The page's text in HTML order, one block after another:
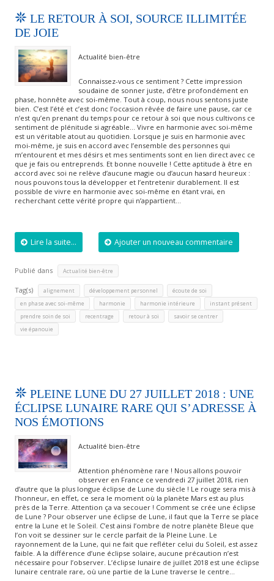
LE RETOUR À SOI, SOURCE ILLIMITÉE
DE JOIE
Actualité bien-être
Connaissez-vous ce sentiment ? Cette impression
soudaine de sonner juste, d’être profondément en
phase, honnête avec soi-même. Tout à coup, nous nous sentons juste
bien. C’est l’été et c’est donc l’occasion rêvée de faire une pause, car ce
n’est qu’en prenant du temps pour ce retour à soi que nous cultivons ce
sentiment de plénitude si agréable… Vivre en harmonie avec soi-même
est un véritable atout au quotidien. Lorsque je suis en harmonie avec
moi-même, je suis en accord avec l’ensemble des personnes qui
m’entourent et mes désirs et mes sentiments sont en lien direct avec ce
que je fais ou entreprends. Et bonne nouvelle ! Cette aptitude à être en
accord avec soi ne relève d’aucune magie ou d’aucun hasard heureux :
nous pouvons tous la développer et l’entretenir durablement. Il est
possible de vivre en harmonie avec soi-même en étant vrai, en
recherchant cette vérité propre qui n’appartient…
Lire la suite... Ajouter un nouveau commentaire
Publié dans Actualité bien-être
Tag(s) alignement développement personnel écoute de soi
en phase avec soi-même harmonie harmonie intérieure instant présent
prendre soin de soi recentrage retour à soi savoir se centrer
vie épanouie
PLEINE LUNE DU 27 JUILLET 2018 : UNE
ÉCLIPSE LUNAIRE RARE QUI S’ADRESSE À
NOS ÉMOTIONS
Actualité bien-être
Attention phénomène rare ! Nous allons pouvoir
observer en France ce vendredi 27 juillet 2018, rien
d’autre que la plus longue éclipse de Lune du siècle ! Le rouge sera mis à
l’honneur, en effet, ce sera le moment où la planète Mars est au plus
près de la Terre. Attention ça va secouer ! Comment se crée une éclipse
de Lune ? Pour observer une éclipse de Lune, il faut que la Terre se place
entre la Lune et le Soleil. C’est ainsi l’ombre de notre planète Bleue que
l’on voit se dessiner sur le cercle parfait de la Pleine Lune. Le
rayonnement de la Lune, qui ne fait que refléter celui du Soleil, est assez
faible. A la différence d’une éclipse solaire, aucune précaution n’est
nécessaire pour l’observer. L’éclipse lunaire de juillet 2018 est une éclipse
lunaire centrale rare, où une partie de la Lune traverse le centre…